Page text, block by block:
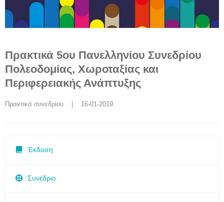
Πρακτικά 5ου Πανελληνίου Συνεδρίου
Πολεοδομίας, Χωροταξίας και
Περιφερειακής Ανάπτυξης
Πρακτικά συνεδρίoυ
    |    16-01-2019
Έκδοση
Συνέδριο